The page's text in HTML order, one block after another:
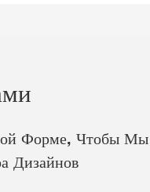
Форме, Чтобы
Дизайнов